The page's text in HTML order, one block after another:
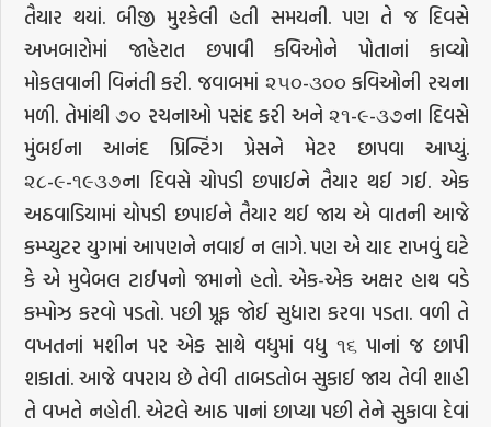
તૈયાર થયાં. બીજી મુશ્કેલી હતી સમયની. પણ તે જ દિવસે
અખબારોમાં જાહેરાત છપાવી કવિઓને પોતાનાં કાવ્યો
મોકલવાની વિનંતી કરી. જવાબમાં ૨૫૦-૩૦૦ કવિઓની રચના
મળી. તેમાંથી ૭૦ રચનાઓ પસંદ કરી અને ૨૧-૯-૩૭ના દિવસે
મુંબઈના આનંદ પ્રિન્ટિંગ પ્રેસને મેટર છાપવા આપ્યું.
૨૮-૯-૧૯૩૭ના દિવસે ચોપડી છપાઈને તૈયાર થઈ ગઈ. એક
અઠવાડિયામાં ચોપડી છપાઈને તૈયાર થઈ જાય એ વાતની આજે
કમ્પ્યુટર યુગમાં આપણને નવાઈ ન લાગે. પણ એ યાદ રાખવું ઘટે
કે એ મુવેબલ ટાઈપનો જમાનો હતો. એક-એક અક્ષર હાથ વડે
કમ્પોઝ કરવો પડતો. પછી પ્રૂફ જોઈ સુધારા કરવા પડતા. વળી તે
વખતનાં મશીન પર એક સાથે વધુમાં વધુ ૧૬ પાનાં જ છાપી
શકાતાં. આજે વપરાય છે તેવી તાબડતોબ સુકાઈ જાય તેવી શાહી
તે વખતે નહોતી. એટલે આઠ પાનાં છાપ્યા પછી તેને સુકાવા દેવાં